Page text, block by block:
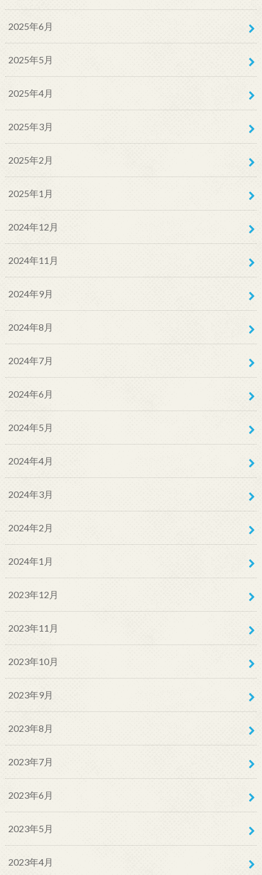
2025年6月
2025年5月
2025年4月
2025年3月
2025年2月
2025年1月
2024年12月
2024年11月
2024年9月
2024年8月
2024年7月
2024年6月
2024年5月
2024年4月
2024年3月
2024年2月
2024年1月
2023年12月
2023年11月
2023年10月
2023年9月
2023年8月
2023年7月
2023年6月
2023年5月
2023年4月